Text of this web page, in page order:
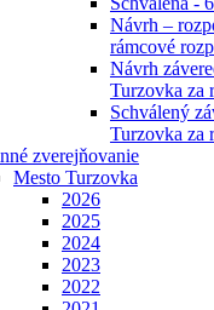
Návrh –
rámcové
Návrh
Turzovka za
Schválený
Turzovka za
zverejňovanie
Mesto Turzovka
2026
2025
2024
2023
2022